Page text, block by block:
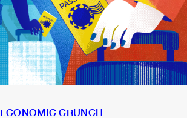
ECONOMIC CRUNCH